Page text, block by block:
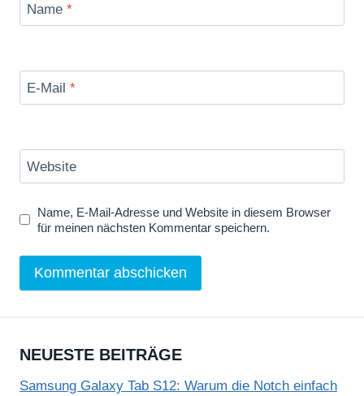
Name *
E-Mail *
Website
Name, E-Mail-Adresse und Website in diesem Browser
für meinen nächsten Kommentar speichern.
NEUESTE BEITRÄGE
Samsung Galaxy Tab S12: Warum die Notch einfach